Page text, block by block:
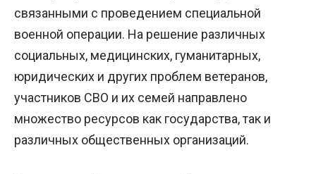
связанными с проведением специальной
военной операции. На решение различных
социальных, медицинских, гуманитарных,
юридических и других проблем ветеранов,
участников СВО и их семей направлено
множество ресурсов как государства, так и
различных общественных организаций.